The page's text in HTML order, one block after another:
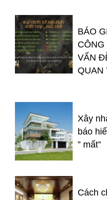
BÁO
VẤN
QUAN
Xây
báo
” mất”
Cách